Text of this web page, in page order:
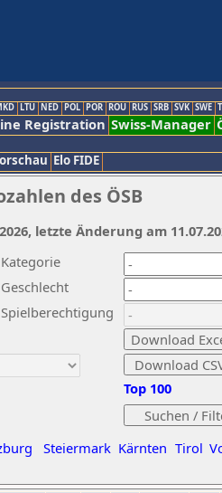
LTU NED POL POR ROU RUS SRB SVK SWE
Registration Swiss-Manager
Elo FIDE
des ÖSB
Kategorie
Geschlecht
Spielberechtigung
Steiermark Kärnten Tirol
Top 100
letzte Änderung am